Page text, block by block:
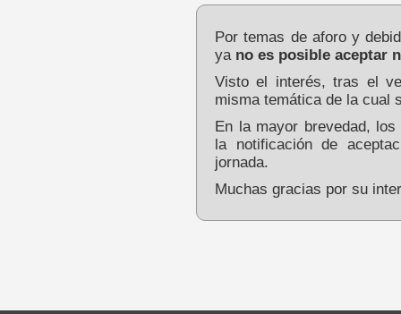
Por temas de aforo y
ya no es posible aceptar
Visto el interés, tras el
misma temática de la cual
En la mayor brevedad,
la notificación de
jornada.
Muchas gracias por su